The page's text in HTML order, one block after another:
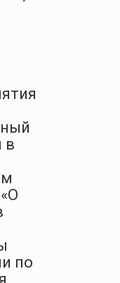
в
по